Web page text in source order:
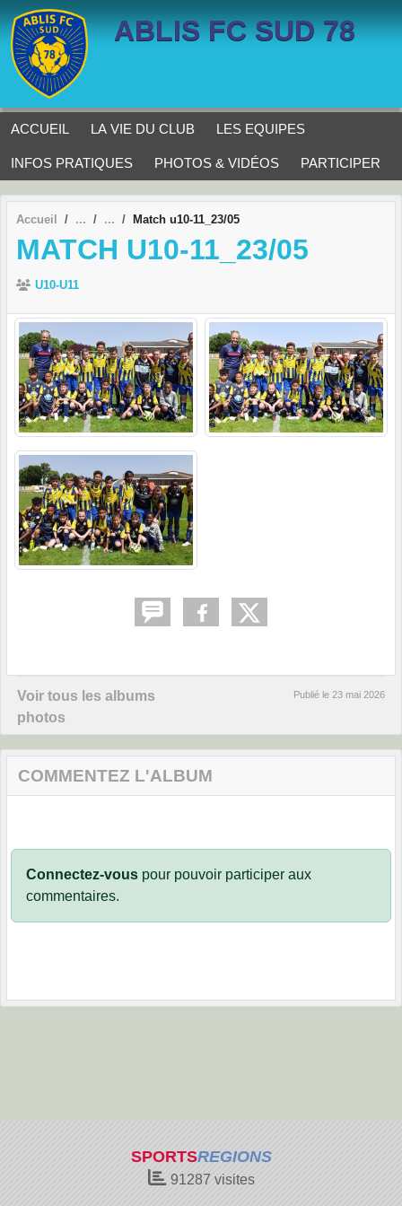
ABLIS FC SUD 78
ACCUEIL LA VIE DU CLUB LES EQUIPES
INFOS PRATIQUES PHOTOS & VIDÉOS PARTICIPER
Accueil Match u10-11_23/05
MATCH U10-11_23/05
U10-U11
Voir tous les albums
photos
Publié le 23 mai 2026
COMMENTEZ L'ALBUM
Connectez-vous pour pouvoir participer aux
commentaires.
SPORTSREGIONS
91287 visites
Panneau de gestion des cookies